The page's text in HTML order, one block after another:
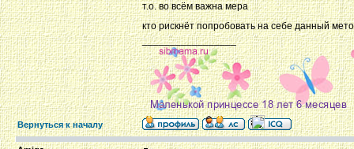
т.о. во всём важна мера
кто рискнёт попробовать на себе данный
_________________
Вернуться к началу